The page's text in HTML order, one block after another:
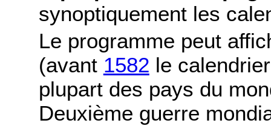
synoptiquement les
Le programme peut
(avant 1582 le
plupart des pays du
Deuxième guerre